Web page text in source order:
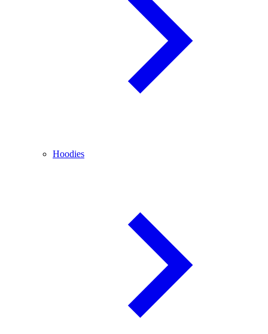
Hoodies